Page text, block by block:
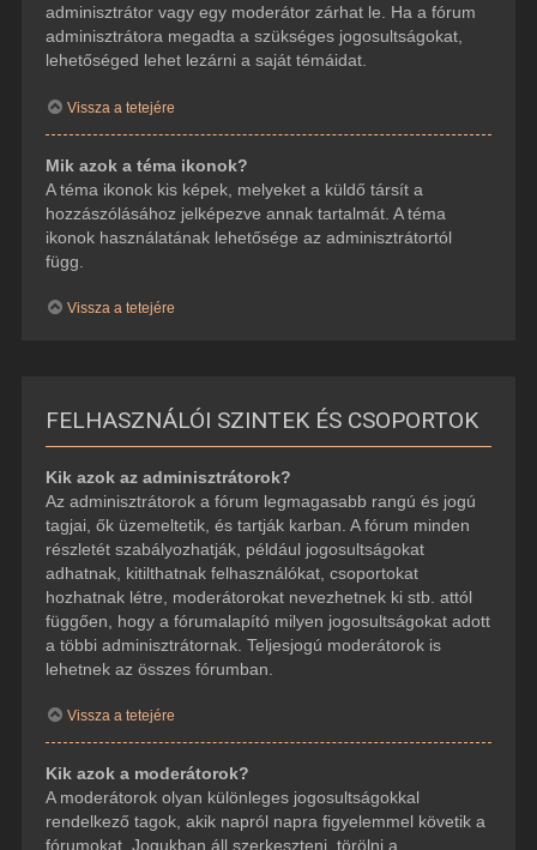
adminisztrátor vagy egy moderátor zárhat le. Ha a fórum
adminisztrátora megadta a szükséges jogosultságokat,
lehetőséged lehet lezárni a saját témáidat.
Vissza a tetejére
Mik azok a téma ikonok?
A téma ikonok kis képek, melyeket a küldő társít a
hozzászólásához jelképezve annak tartalmát. A téma
ikonok használatának lehetősége az adminisztrátortól
függ.
Vissza a tetejére
FELHASZNÁLÓI SZINTEK ÉS CSOPORTOK
Kik azok az adminisztrátorok?
Az adminisztrátorok a fórum legmagasabb rangú és jogú
tagjai, ők üzemeltetik, és tartják karban. A fórum minden
részletét szabályozhatják, például jogosultságokat
adhatnak, kitilthatnak felhasználókat, csoportokat
hozhatnak létre, moderátorokat nevezhetnek ki stb. attól
függően, hogy a fórumalapító milyen jogosultságokat adott
a többi adminisztrátornak. Teljesjogú moderátorok is
lehetnek az összes fórumban.
Vissza a tetejére
Kik azok a moderátorok?
A moderátorok olyan különleges jogosultságokkal
rendelkező tagok, akik napról napra figyelemmel követik a
fórumokat. Jogukban áll szerkeszteni, törölni a